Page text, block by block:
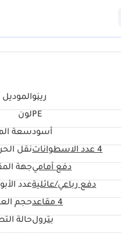
العصري والمساحة الداخلية
رينوالموديل
PEلون
أسودسعة
4عدد الاسطواناتنقل
دفع أماميجهة
دفع رباعي/عائليةعدد
4 مقاعد حجم
بترولحالة